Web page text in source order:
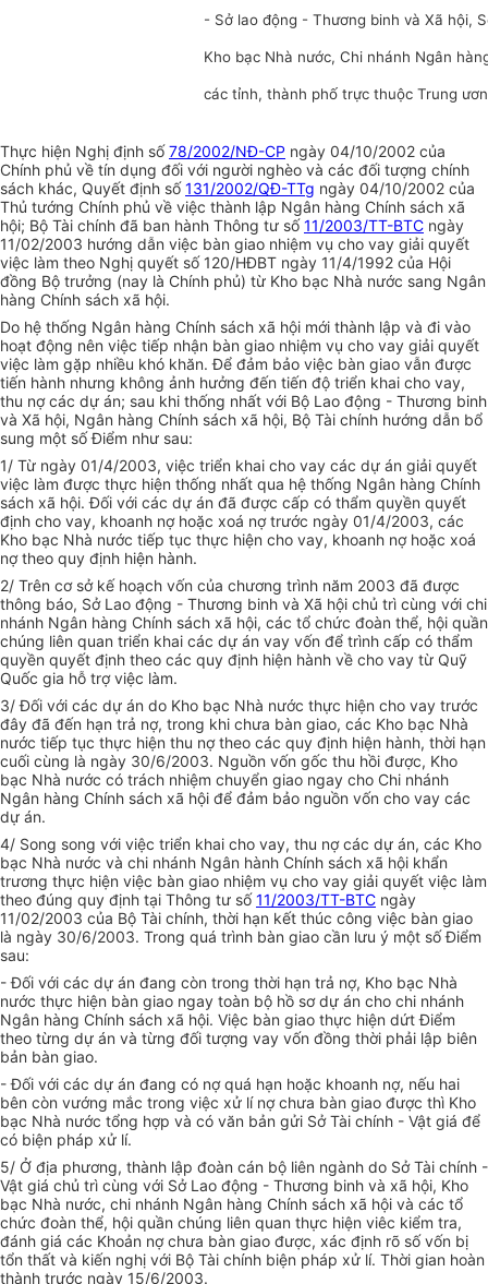
- Sở lao động - Thương binh và Xã hội,
Kho bạc Nhà nước, Chi nhánh Ngân
các tỉnh, thành phố trực thuộc Trung
Thực hiện Nghị định số78/2002/NĐ-CP ngày 04/10/2002 của
Chính phủ về tín dụng đối với người nghèo và các đối tượng chính
sách khác, Quyết định số131/2002/QĐ-TTg ngày 04/10/2002 của
Thủ tướng Chính phủ về việc thành lập Ngân hàng Chính sách xã
hội; Bộ Tài chính đã ban hành Thông tư số11/2003/TT-BTC ngày
11/02/2003 hướng dẫn việc bàn giao nhiệm vụ cho vay giải quyết
việc làm theo Nghị quyết số 120/HĐBT ngày 11/4/1992 của Hội
đồng Bộ trưởng (nay là Chính phủ) từ Kho bạc Nhà nước sang Ngân
hàng Chính sách xã hội.
Do hệ thống Ngân hàng Chính sách xã hội mới thành lập và đi vào
hoạt động nên việc tiếp nhận bàn giao nhiệm vụ cho vay giải quyết
việc làm gặp nhiều khó khăn. Để đảm bảo việc bàn giao vẫn được
tiến hành nhưng không ảnh hưởng đến tiến độ triển khai cho vay,
thu nợ các dự án; sau khi thống nhất với Bộ Lao động - Thương binh
và Xã hội, Ngân hàng Chính sách xã hội, Bộ Tài chính hướng dẫn bổ
sung một số Điểm như sau:
1/ Từ ngày 01/4/2003, việc triển khai cho vay các dự án giải quyết
việc làm được thực hiện thống nhất qua hệ thống Ngân hàng Chính
sách xã hội. Đối với các dự án đã được cấp có thẩm quyền quyết
định cho vay, khoanh nợ hoặc xoá nợ trước ngày 01/4/2003, các
Kho bạc Nhà nước tiếp tục thực hiện cho vay, khoanh nợ hoặc xoá
nợ theo quy định hiện hành.
2/ Trên cơ sở kế hoạch vốn của chương trình năm 2003 đã được
thông báo, Sở Lao động - Thương binh và Xã hội chủ trì cùng với chi
nhánh Ngân hàng Chính sách xã hội, các tổ chức đoàn thể, hội quần
chúng liên quan triển khai các dự án vay vốn để trình cấp có thẩm
quyền quyết định theo các quy định hiện hành về cho vay từ Quỹ
Quốc gia hỗ trợ việc làm.
3/ Đối với các dự án do Kho bạc Nhà nước thực hiện cho vay trước
đây đã đến hạn trả nợ, trong khi chưa bàn giao, các Kho bạc Nhà
nước tiếp tục thực hiện thu nợ theo các quy định hiện hành, thời hạn
cuối cùng là ngày 30/6/2003. Nguồn vốn gốc thu hồi được, Kho
bạc Nhà nước có trách nhiệm chuyển giao ngay cho Chi nhánh
Ngân hàng Chính sách xã hội để đảm bảo nguồn vốn cho vay các
dự án.
4/ Song song với việc triển khai cho vay, thu nợ các dự án, các Kho
bạc Nhà nước và chi nhánh Ngân hành Chính sách xã hội khẩn
trương thực hiện việc bàn giao nhiệm vụ cho vay giải quyết việc làm
theo đúng quy định tại Thông tư số11/2003/TT-BTC ngày
11/02/2003 của Bộ Tài chính, thời hạn kết thúc công việc bàn giao
là ngày 30/6/2003. Trong quá trình bàn giao cần lưu ý một số Điểm
sau:
- Đối với các dự án đang còn trong thời hạn trả nợ, Kho bạc Nhà
nước thực hiện bàn giao ngay toàn bộ hồ sơ dự án cho chi nhánh
Ngân hàng Chính sách xã hội. Việc bàn giao thực hiện dứt Điểm
theo từng dự án và từng đối tượng vay vốn đồng thời phải lập biên
bản bàn giao.
- Đối với các dự án đang có nợ quá hạn hoặc khoanh nợ, nếu hai
bên còn vướng mắc trong việc xử lí nợ chưa bàn giao được thì Kho
bạc Nhà nước tổng hợp và có văn bản gửi Sở Tài chính - Vật giá để
có biện pháp xử lí.
5/ Ở địa phương, thành lập đoàn cán bộ liên ngành do Sở Tài chính -
Vật giá chủ trì cùng với Sở Lao động - Thương binh và xã hội, Kho
bạc Nhà nước, chi nhánh Ngân hàng Chính sách xã hội và các tổ
chức đoàn thể, hội quần chúng liên quan thực hiện viêc kiểm tra,
đánh giá các Khoản nợ chưa bàn giao được, xác định rõ số vốn bị
tổn thất và kiến nghị với Bộ Tài chính biện pháp xử lí. Thời gian hoàn
thành trước ngày 15/6/2003.